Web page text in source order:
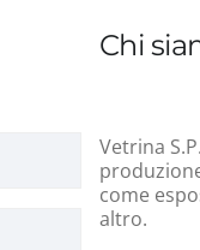
Chi
Vetrina
come
altro.